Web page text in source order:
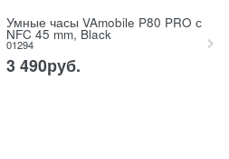
Умные часы VAmobile P80 PRO с
NFC 45 mm, Black
01294
3 490руб.